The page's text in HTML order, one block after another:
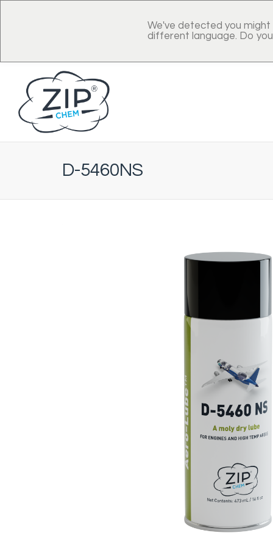
We've detected you might
different language. Do
D-5460NS